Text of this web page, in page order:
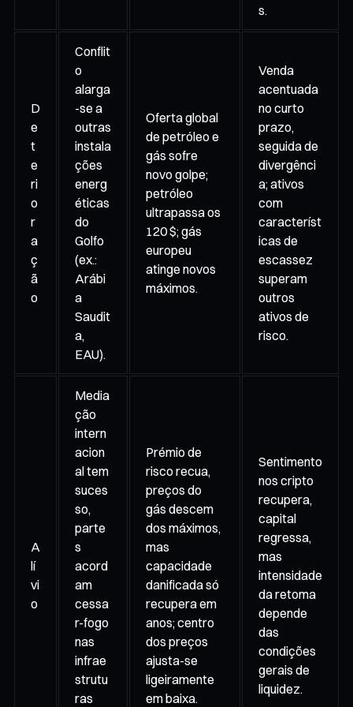
s.
D
e
t
e
ri
o
r
a
ç
ã
o
Conflit
o
alarga
-se a
outras
instala
ções
energ
éticas
do
Golfo
(ex.:
Arábi
a
Saudit
a,
EAU).
Oferta global
de petróleo e
gás sofre
novo golpe;
petróleo
ultrapassa os
120 $; gás
europeu
atinge novos
máximos.
Venda
acentuada
no curto
prazo,
seguida de
divergênci
a; ativos
com
característ
icas de
escassez
superam
outros
ativos de
risco.
A
lí
vi
o
Media
ção
intern
acion
al tem
suces
so,
parte
s
acord
am
cessa
r-fogo
nas
infrae
strutu
ras
Prémio de
risco recua,
preços do
gás descem
dos máximos,
mas
capacidade
danificada só
recupera em
anos; centro
dos preços
ajusta-se
ligeiramente
em baixa.
Sentimento
nos cripto
recupera,
capital
regressa,
mas
intensidade
da retoma
depende
das
condições
gerais de
liquidez.